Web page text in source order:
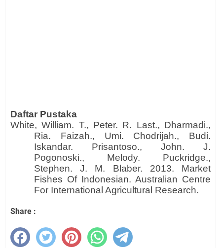
Daftar Pustaka
White, William. T., Peter. R. Last., Dharmadi.,
Ria. Faizah., Umi. Chodrijah., Budi.
Iskandar. Prisantoso., John. J.
Pogonoski., Melody. Puckridge.,
Stephen. J. M. Blaber. 2013. Market
Fishes Of Indonesian. Australian Centre
For International Agricultural Research.
Share :